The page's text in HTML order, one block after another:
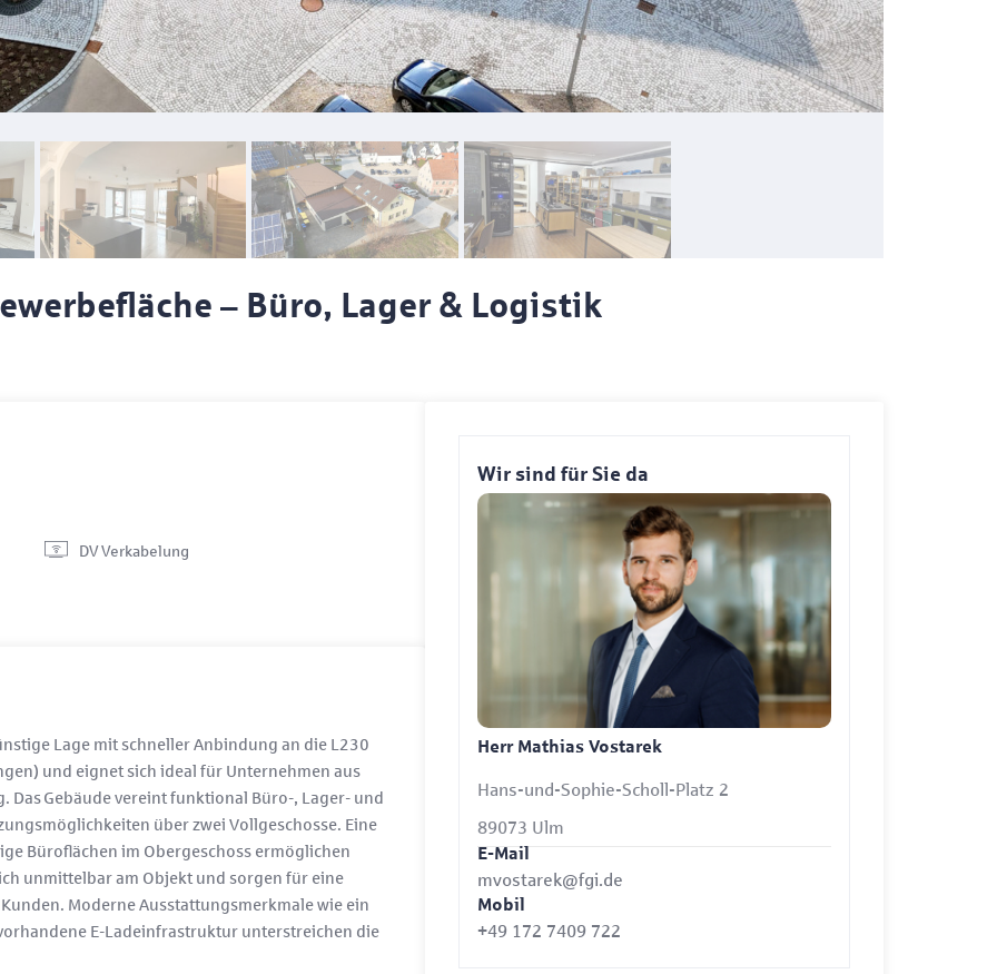
– Büro, Lager & Logistik
DV Verkabelung
Lage mit schneller Anbindung an die L230
und eignet sich ideal für Unternehmen aus
Gebäude vereint funktional Büro-, Lager- und
über zwei Vollgeschosse. Eine
Büroflächen im Obergeschoss ermöglichen
unmittelbar am Objekt und sorgen für eine
Moderne Ausstattungsmerkmale wie ein
E-Ladeinfrastruktur unterstreichen die
Wir sind für Sie da
Herr Mathias Vostarek
Hans-und-Sophie-Scholl-Platz 2
89073 Ulm
E-Mail
mvostarek@fgi.de
Mobil
+49 172 7409 722